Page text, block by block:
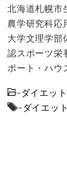
北海道札幌市
農学研究科応
大学文理学部
認スポーツ栄
ポート・ハウ
-ダイエッ
-ダイエット